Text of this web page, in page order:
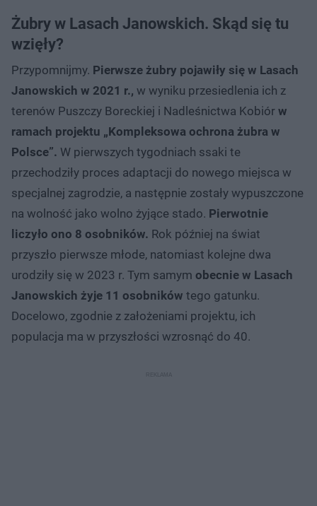
Żubry w Lasach Janowskich. Skąd się tu
wzięły?
Przypomnijmy. Pierwsze żubry pojawiły się w Lasach
Janowskich w 2021 r., w wyniku przesiedlenia ich z
terenów Puszczy Boreckiej i Nadleśnictwa Kobiór w
ramach projektu „Kompleksowa ochrona żubra w
Polsce”. W pierwszych tygodniach ssaki te
przechodziły proces adaptacji do nowego miejsca w
specjalnej zagrodzie, a następnie zostały wypuszczone
na wolność jako wolno żyjące stado. Pierwotnie
liczyło ono 8 osobników. Rok później na świat
przyszło pierwsze młode, natomiast kolejne dwa
urodziły się w 2023 r. Tym samym obecnie w Lasach
Janowskich żyje 11 osobników tego gatunku.
Docelowo, zgodnie z założeniami projektu, ich
populacja ma w przyszłości wzrosnąć do 40.